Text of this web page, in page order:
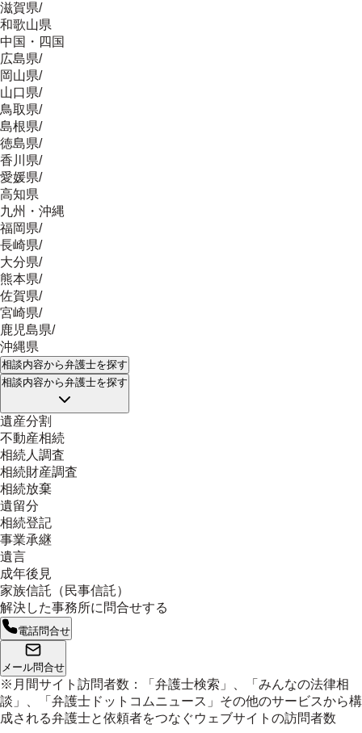
滋賀県/
和歌山県
中国・四国
広島県/
岡山県/
山口県/
鳥取県/
島根県/
徳島県/
香川県/
愛媛県/
高知県
九州・沖縄
福岡県/
長崎県/
大分県/
熊本県/
佐賀県/
宮崎県/
鹿児島県/
沖縄県
相談内容から弁護士を探す
相談内容から弁護士を探す
遺産分割
不動産相続
相続人調査
相続財産調査
相続放棄
遺留分
相続登記
事業承継
遺言
成年後見
家族信託（民事信託）
解決した事務所に問合せする
電話問合せ
メール問合せ
※月間サイト訪問者数：「弁護士検索」、「みんなの法律相
談」、「弁護士ドットコムニュース」その他のサービスから構
成される弁護士と依頼者をつなぐウェブサイトの訪問者数